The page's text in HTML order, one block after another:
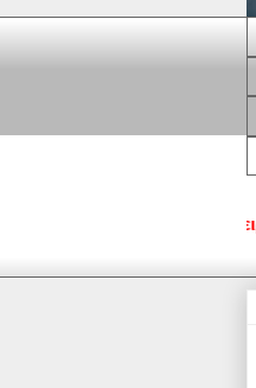
νοικοκυριά και